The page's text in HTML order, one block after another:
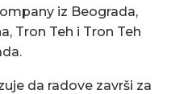
iz Beograda,
Tron Teh i Tron Teh
da radove završi za